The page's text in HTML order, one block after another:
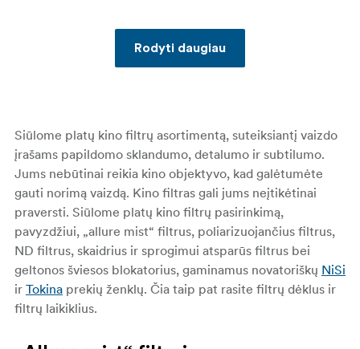
Rodyti daugiau
Siūlome platų kino filtrų asortimentą, suteiksiantį vaizdo
įrašams papildomo sklandumo, detalumo ir subtilumo.
Jums nebūtinai reikia kino objektyvo, kad galėtumėte
gauti norimą vaizdą. Kino filtras gali jums neįtikėtinai
praversti. Siūlome platų kino filtrų pasirinkimą,
pavyzdžiui, „allure mist“ filtrus, poliarizuojančius filtrus,
ND filtrus, skaidrius ir sprogimui atsparūs filtrus bei
geltonos šviesos blokatorius, gaminamus novatoriškų NiSi
ir Tokina prekių ženklų. Čia taip pat rasite filtrų dėklus ir
filtrų laikiklius.